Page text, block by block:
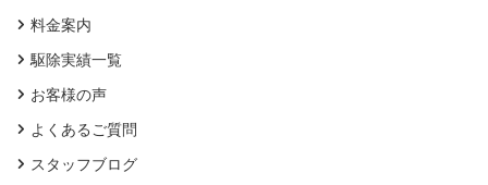
料金案内
駆除実績一覧
お客様の声
よくあるご質問
スタッフブログ